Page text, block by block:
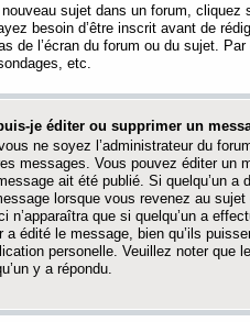
nouveau sujet dans un forum,
besoin d’être inscrit avant de
de l’écran du forum ou du sujet.
etc.
je éditer ou supprimer un
ne soyez l’administrateur du
messages. Vous pouvez éditer un
ait été publié. Si quelqu’un
lorsque vous revenez au
n’apparaîtra que si quelqu’un a
a édité le message, bien qu’ils
personelle. Veuillez noter que
y a répondu.